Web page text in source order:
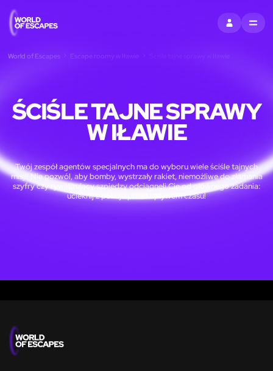
ZALOGUJ SIĘ
MENU
World of Escapes Escape roomy w Iławie
ŚCIŚLE TAJNE SPRAWY
W IŁAWIE
Twój zespół agentów specjalnych ma do wyboru wiele ściśle tajnych
misji! Nie pozwól, aby bomby, wystrzały rakiet, niemożliwe do złamania
szyfry czy rywalizujący szpiedzy odciągnęli Cię od głównego zadania:
ucieknij z pokoju przed upływem czasu!